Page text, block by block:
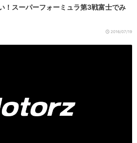
！スーパーフォーミュラ第3戦富士でみ
2016/07/19